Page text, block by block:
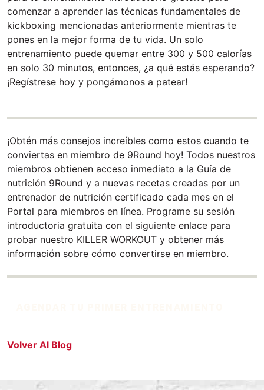
comenzar a aprender las técnicas fundamentales de
kickboxing mencionadas anteriormente mientras te
pones en la mejor forma de tu vida. Un solo
entrenamiento puede quemar entre 300 y 500 calorías
en solo 30 minutos, entonces, ¿a qué estás esperando?
¡Regístrese hoy y pongámonos a patear!
¡Obtén más consejos increíbles como estos cuando te
conviertas en miembro de 9Round hoy! Todos nuestros
miembros obtienen acceso inmediato a la Guía de
nutrición 9Round y a nuevas recetas creadas por un
entrenador de nutrición certificado cada mes en el
Portal para miembros en línea. Programe su sesión
introductoria gratuita con el siguiente enlace para
probar nuestro KILLER WORKOUT y obtener más
información sobre cómo convertirse en miembro.
Volver Al Blog